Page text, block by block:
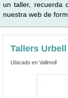
un taller, recuerda
nuestra web de
Tallers Urbell
Ubicado en Vallmoll